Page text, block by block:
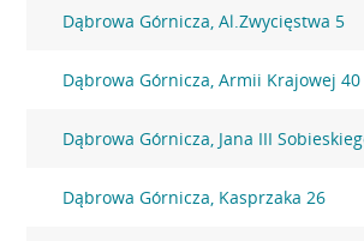
Dąbrowa Górnicza, Al.Zwycięstwa 5
Dąbrowa Górnicza, Armii Krajowej 40
Dąbrowa Górnicza, Jana III
Dąbrowa Górnicza, Kasprzaka 26